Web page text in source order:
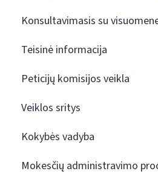
Konsultavimasis su
Teisinė informacija
Peticijų komisijos veikla
Veiklos sritys
Kokybės vadyba
Mokesčių administravimo